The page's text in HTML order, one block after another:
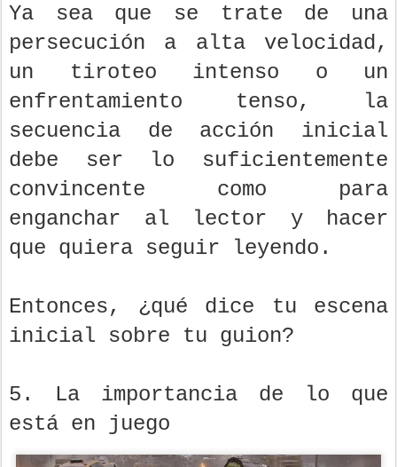
Ya sea que se trate de una
persecución a alta velocidad,
un tiroteo intenso o un
enfrentamiento tenso, la
secuencia de acción inicial
debe ser lo suficientemente
convincente como para
enganchar al lector y hacer
que quiera seguir leyendo.
Entonces, ¿qué dice tu escena
inicial sobre tu guion?
5. La importancia de lo que
está en juego